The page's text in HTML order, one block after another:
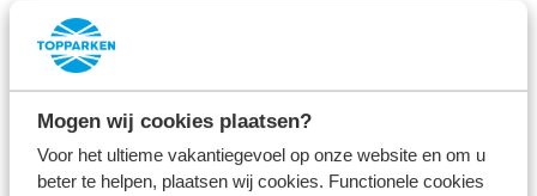
Mogen wij cookies plaatsen?
Voor het ultieme vakantiegevoel op onze website en om u
beter te helpen, plaatsen wij cookies. Functionele cookies
heuvels met het altijd levendige Valkenburg en
Maastricht in de buurt.
Vuursche, een vakantiepark met duurzame en luxe
vakantiehuizen, en Resort Lexmond, een